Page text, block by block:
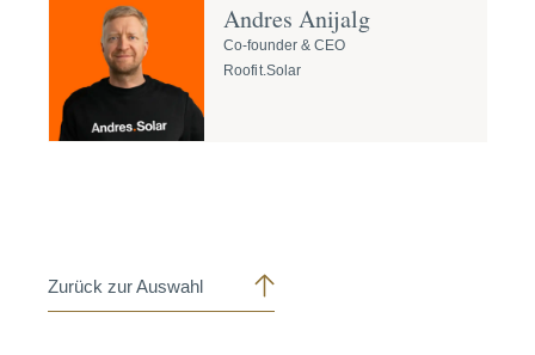
Andres Anijalg
Co-founder & CEO
Roofit.Solar
Zurück zur Auswahl